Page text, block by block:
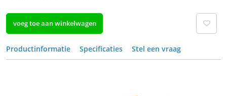
voeg toe aan winkelwagen
Productinformatie Specificaties Stel een vraag